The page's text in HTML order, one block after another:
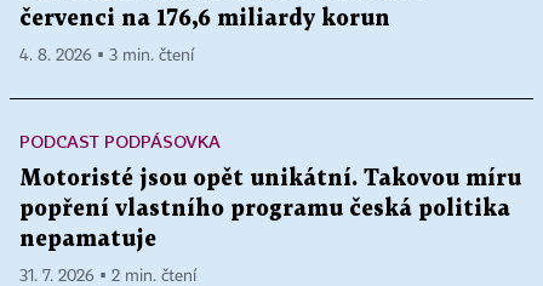
červenci na 176,6 miliardy korun
4. 8. 2026 ▪ 3 min. čtení
PODCAST PODPÁSOVKA
Motoristé jsou opět unikátní. Takovou míru
popření vlastního programu česká politika
nepamatuje
31. 7. 2026 ▪ 2 min. čtení